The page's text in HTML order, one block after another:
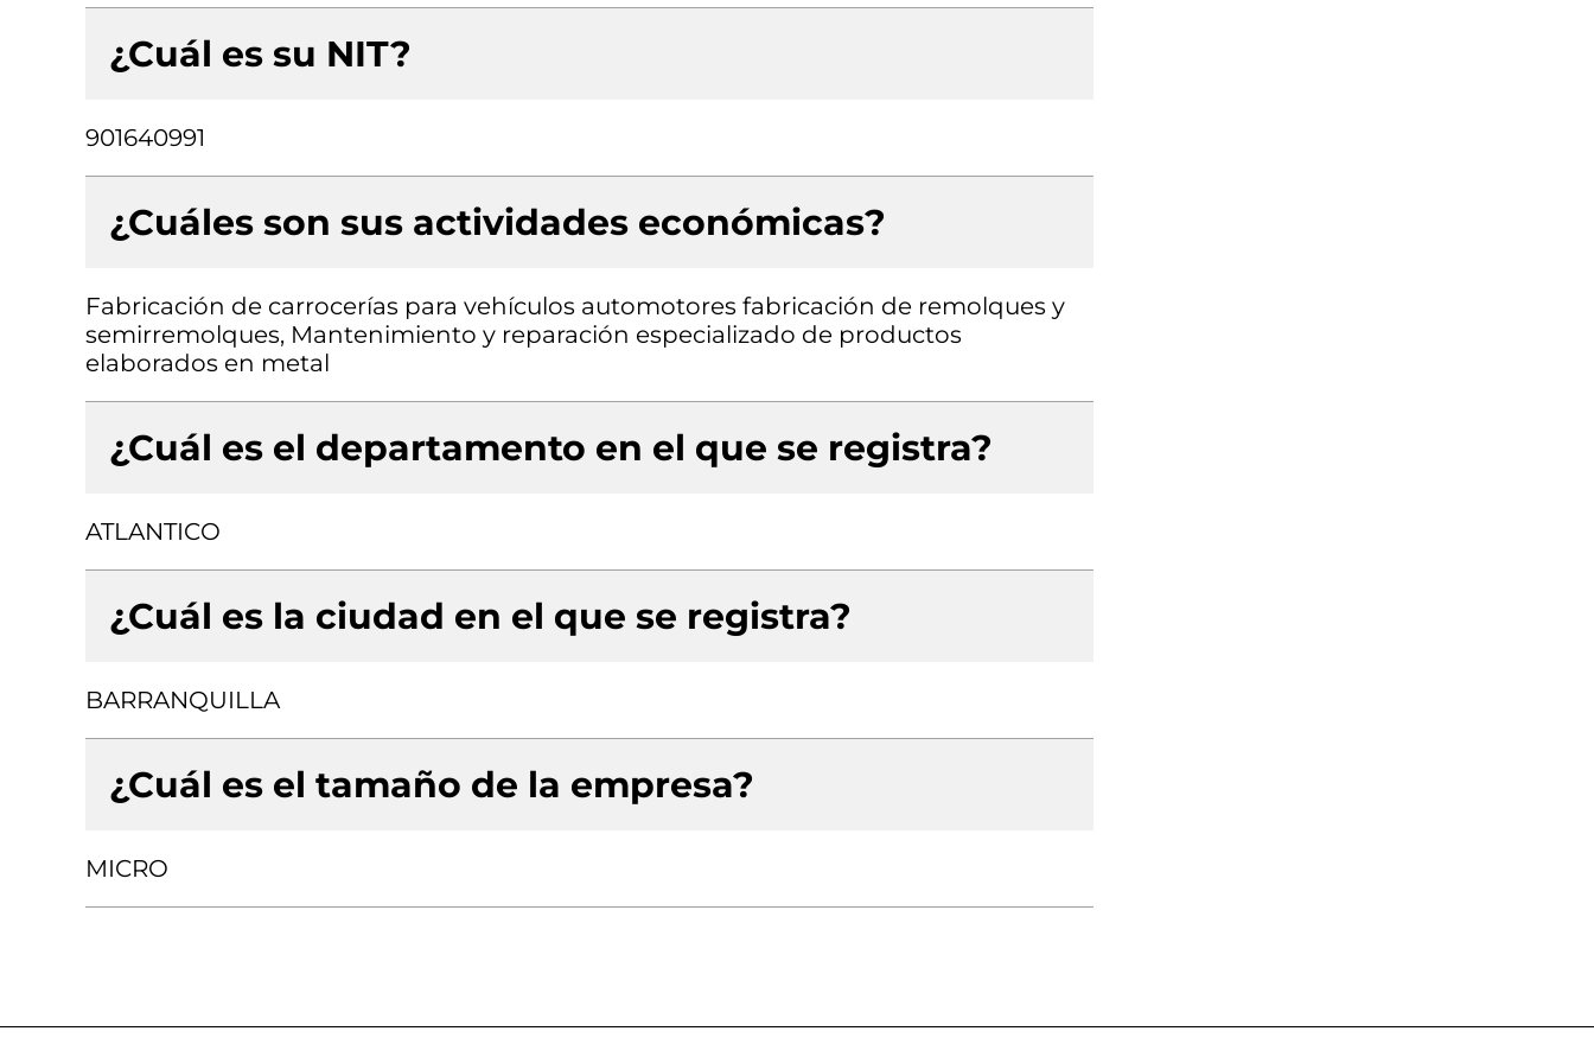
¿Cuál es su NIT?
901640991
¿Cuáles son sus actividades económicas?
Fabricación de carrocerías para vehículos automotores fabricación de remolques y
semirremolques, Mantenimiento y reparación especializado de productos
elaborados en metal
¿Cuál es el departamento en el que se registra?
ATLANTICO
¿Cuál es la ciudad en el que se registra?
BARRANQUILLA
¿Cuál es el tamaño de la empresa?
MICRO